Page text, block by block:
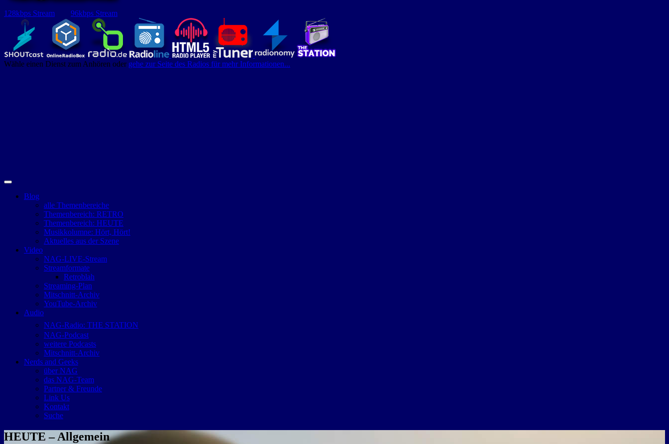
128kbps Stream 96kbps Stream
Wähle einen Dienst zum Anhören oder gehe zur Seite des Radios für mehr Informationen...
Blog
alle Themenbereiche
Themenbereich: RETRO
Themenbereich: HEUTE
Musikkolumne: Hört, Hört!
Aktuelles aus der Szene
Video
NAG-LIVE-Stream
Streamformate
Retroblah
Streaming-Plan
Mitschnitt-Archiv
YouTube-Archiv
Audio
NAG-Radio: THE STATION
NAG-Podcast
weitere Podcasts
Mitschnitt-Archiv
Nerds and Geeks
über NAG
das NAG-Team
Partner & Freunde
Link Us
Kontakt
Suche
HEUTE – Allgemein